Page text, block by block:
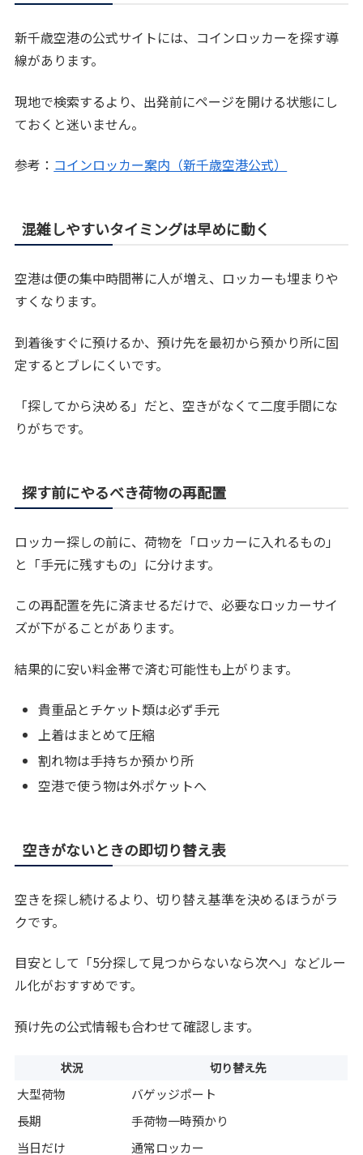
新千歳空港の公式サイトには、コインロッカーを探す導
線があります。
現地で検索するより、出発前にページを開ける状態にし
ておくと迷いません。
参考： コインロッカー案内（新千歳空港公式）
混雑しやすいタイミングは早めに動く
空港は便の集中時間帯に人が増え、ロッカーも埋まりや
すくなります。
到着後すぐに預けるか、預け先を最初から預かり所に固
定するとブレにくいです。
「探してから決める」だと、空きがなくて二度手間にな
りがちです。
探す前にやるべき荷物の再配置
ロッカー探しの前に、荷物を「ロッカーに入れるもの」
と「手元に残すもの」に分けます。
この再配置を先に済ませるだけで、必要なロッカーサイ
ズが下がることがあります。
結果的に安い料金帯で済む可能性も上がります。
貴重品とチケット類は必ず手元
上着はまとめて圧縮
割れ物は手持ちか預かり所
空港で使う物は外ポケットへ
空きがないときの即切り替え表
空きを探し続けるより、切り替え基準を決めるほうがラ
クです。
目安として「5分探して見つからないなら次へ」などルー
ル化がおすすめです。
預け先の公式情報も合わせて確認します。
状況 切り替え先
大型荷物
バゲッジポート
長期
手荷物一時預かり
当日だけ
通常ロッカー